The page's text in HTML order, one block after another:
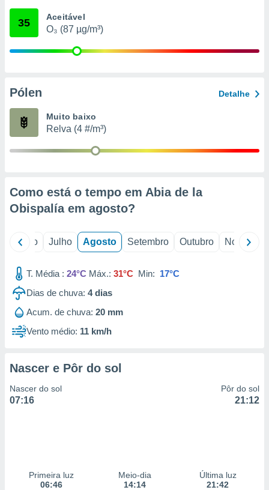
através
estudos
1199
35 Aceitável
O₃ (87 µg/m³)
Pólen Detalhe
Muito baixo
Relva (4 #/m³)
Como está o tempo em Abia de la
Obispalía em agosto?
Junho Julho Agosto Setembro Outubro Novembro
T. Média : 24°C Máx.: 31°C Min: 17°C
Dias de chuva: 4dias
Acum. de chuva: 20 mm
Vento médio: 11 km/h
Nascer e Pôr do sol
Nascer do sol
07:16
Pôr do sol
21:12
Primeira luz
06:46
Meio-dia
14:14
Última luz
21:42